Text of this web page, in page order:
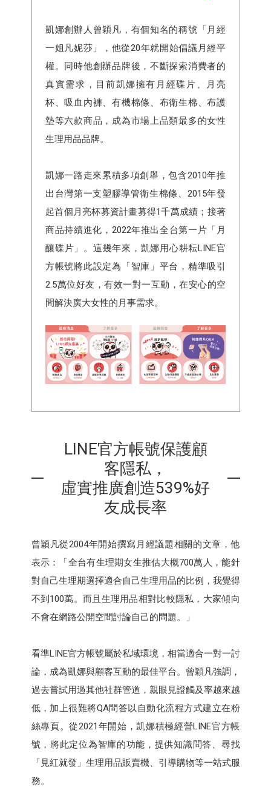
凱娜創辦人曾穎凡，有個知名的稱號「月經
一姐凡妮莎」，他從20年就開始倡議月經平
權。同時他創辦品牌後，不斷探索消費者的
真實需求，目前凱娜擁有月經碟片、⽉亮
杯、吸⾎內褲、有機棉條、布衛⽣棉、布護
墊等六款商品，成為市場上品類最多的女性
生理⽤品品牌。
凱娜一路走來累積多項創舉，包含2010年推
出台灣第一支塑膠導管衛生棉條、2015年發
起首個月亮杯募資計畫募得1千萬成績；接著
商品持續進化，2022年推出全台第一片「月
釀碟片」。這幾年來，凱娜用心耕耘LINE官
方帳號將此設定為「智庫」平台，精準吸引
2.5萬位好友，有效一對一互動，在安心的空
間解決廣大女性的月事需求。
LINE官方帳號保護顧
客隱私，
虛實推廣創造539%好
友成長率
曾穎凡從2004年開始撰寫月經議題相關的文章，他
表示：「全台有生理期女生推估大概700萬人，能針
對自己生理期選擇適合自己生理用品的比例，我覺得
不到100萬。而且生理用品相對比較隱私，大家傾向
不會在網路公開空間討論自己的問題。」
看準LINE官方帳號屬於私域環境，相當適合一對一討
論，成為凱娜與顧客互動的最佳平台。曾穎凡強調，
過去嘗試用過其他社群管道，親眼見證觸及率越來越
低，加上很難將QA問答以自動化流程方式建立在粉
絲專頁。從2021年開始，凱娜積極經營LINE官方帳
號，將此定位為智庫的功能，提供知識問答、尋找
「見紅就發」生理用品販賣機、引導購物等一站式服
務。